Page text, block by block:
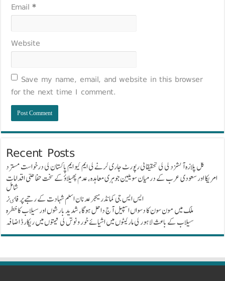
Email*
Website
Save my name, email, and website in this browser
for the next time I comment.
Recent Posts
گل پلازہ آتشزدگی کی تحقیقاتی رپورٹ جاری کرنے کی ایم کیو ایم پاکستان کی درخواست مسترد
امریکا اور سعودی عرب کے درمیان سویلین جوہری معاہدہ، عدم پھیلاؤ کے سخت حفاظتی اقدامات
شامل
ایس ایس جی کمانڈر میجر عدنان اسلم شہادت کے رتبے پر فاٸز
ملک میں مون سون کا دسواں اسپیل آج داخل ہوگا، شدید بارشوں اور سیلاب کا خطرہ
سیلاب کے باعث لاہور کی مارکیٹوں میں اشیائے خور و نوش کی قیمتوں میں ریکارڈ اضافہ